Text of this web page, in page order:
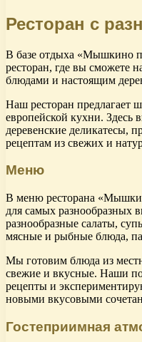
Ресторан с
В базе отдыха «Мышкино
ресторан, где вы сможете
блюдами и настоящим
Наш ресторан предлагает
европейской кухни. Здесь
деревенские деликатесы,
рецептам из свежих и
Меню
В меню ресторана
для самых разнообразных
разнообразные салаты,
мясные и рыбные блюда,
Мы готовим блюда из
свежие и вкусные. Наши
рецепты и
новыми вкусовыми
Гостеприимная